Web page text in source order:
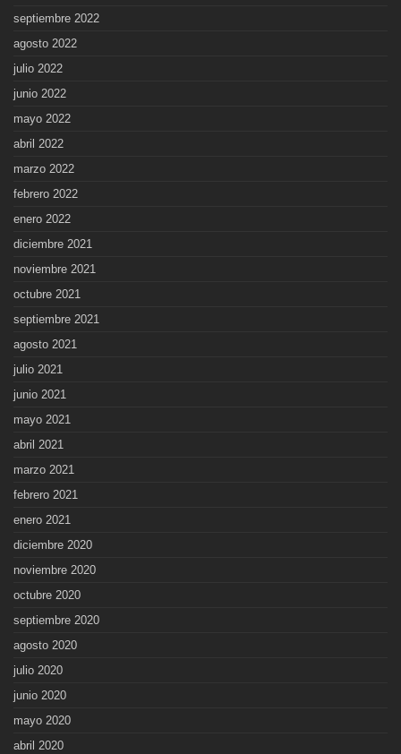
septiembre 2022
agosto 2022
julio 2022
junio 2022
mayo 2022
abril 2022
marzo 2022
febrero 2022
enero 2022
diciembre 2021
noviembre 2021
octubre 2021
septiembre 2021
agosto 2021
julio 2021
junio 2021
mayo 2021
abril 2021
marzo 2021
febrero 2021
enero 2021
diciembre 2020
noviembre 2020
octubre 2020
septiembre 2020
agosto 2020
julio 2020
junio 2020
mayo 2020
abril 2020